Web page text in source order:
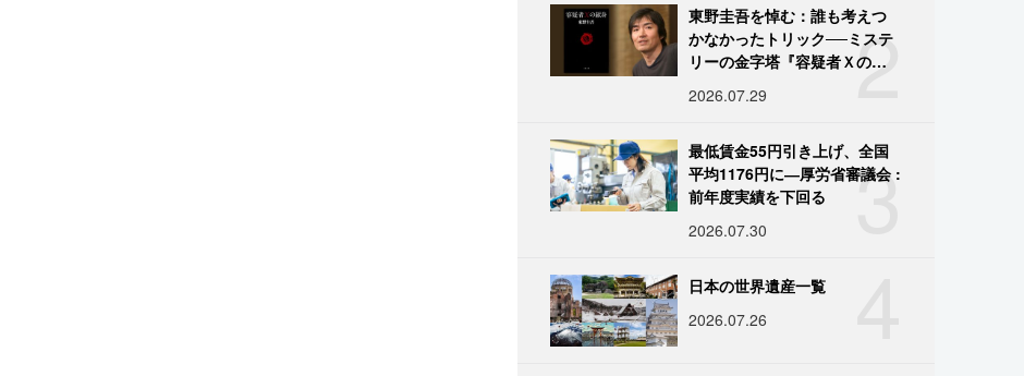
2
東野圭吾を悼む：誰も考えつ
かなかったトリック──ミステ
リーの金字塔『容疑者Ｘの献
2026.07.29
3
最低賃金55円引き上げ、全国
平均1176円に―厚労省審議会 :
前年度実績を下回る
2026.07.30
日本の世界遺産一覧
2026.07.26